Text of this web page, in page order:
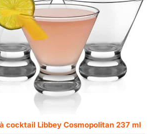
cocktail Libbey Cosmopolitan 237 ml